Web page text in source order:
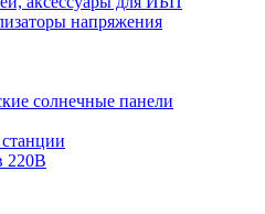
напряжения
солнечные панели
220В